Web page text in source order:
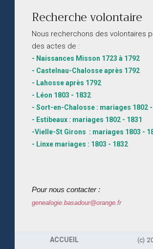
Recherche volontaire
Nous recherchons des volontaires
des actes de :
- Naissances Misson 1723 à 1792
- Castelnau-Chalosse après 1792
- Lahosse après 1792
- Léon 1803 - 1832
- Sort-en-Chalosse : mariages 1802
- Estibeaux : mariages 1802 - 1831
-Vielle-St Girons : mariages 1803 -
- Linxe mariages : 1803 - 1832
Pour nous contacter :
genealogie.basadour@orange.fr
ACCUEIL (c)